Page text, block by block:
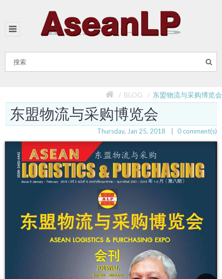
BLOG 东盟物流与采购博览会
东盟物流与采购博览会
Thursday, Jan 25, 2018 0comment(s)